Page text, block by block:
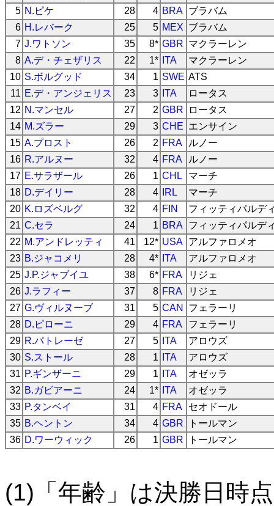
5 N.ピケ 28 4 BRA ブラバム
6 H.レバーク 25 5 MEX ブラバム
7 J.ワトソン 35 8* GBR マクラーレン
8 A.デ・チェザリス 22 1* ITA
マクラーレン
10 S.ボルグッド 34 1 SWE ATS
11 E.デ・アンジェリス 23 3 ITA
ロータス
12 N.マンセル 27 2 GBR
ロータス
14 M.ズラー 29 3 CHE エンサイン
15 A.プロスト 26 2 FRA
ルノー
16 R.アルヌー 32 4 FRA
ルノー
17 E.サラザール 26 1 CHL
マーチ
18 D.デイリー 28 4 IRL
マーチ
20 K.ロズベルグ 32 4 FIN
フィッティパルデ
21 C.セラ 24 1 BRA フィッティパルデ
22 M.アンドレッティ 41 12* USA アルファロメオ
23 B.ジャコメリ 28 4* ITA
アルファロメオ
25 J.P.ジャブイユ 38 6* FRA
リジェ
26 J.ラフィー 37 8 FRA
リジェ
27 G.ヴィルヌーブ 31 5 CAN
フェラーリ
28 D.ピローニ 29 4 FRA
フェラーリ
29 R.パトレーゼ 27 5 ITA
アロウズ
30 S.ストール 28 1 ITA
アロウズ
31 P.ギンザーニ 29 1 ITA
オゼッラ
32 B.ガビアーニ 24 1* ITA
オゼッラ
33 P.タンベイ 31 4 FRA
セオドール
35 B.ヘントン 34 4 GBR
トールマン
36 D.ワーウィック 26 1 GBR トールマン
(1)「年齢」は決勝日時点